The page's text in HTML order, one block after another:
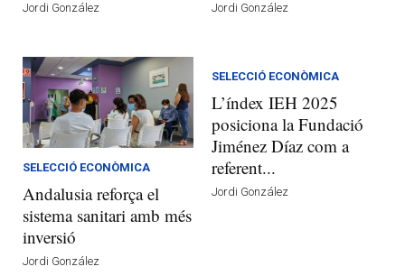
Jordi González Jordi González
SELECCIÓ ECONÒMICA
Andalusia reforça el
sistema sanitari amb més
inversió
Jordi González
SELECCIÓ ECONÒMICA
L’índex IEH 2025
posiciona la Fundació
Jiménez Díaz com a
referent...
Jordi González